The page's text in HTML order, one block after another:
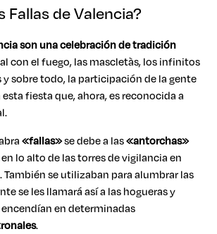
Fallas de Valencia?
son una celebración de tradición
con el fuego, las mascletàs, los infinitos
sobre todo, la participación de la gente
fiesta que, ahora, es reconocida a
«fallas»se debe a las«antorchas»
lo alto de las torres de vigilancia en
se utilizaban para alumbrar las
se les llamará así a las hogueras y
en determinadas
.